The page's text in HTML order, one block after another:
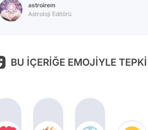
astroirem
Astroloji Editörü
BU İÇERİĞE EMOJİYLE